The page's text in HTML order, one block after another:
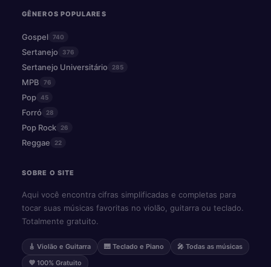
GÊNEROS POPULARES
Gospel 740
Sertanejo 376
Sertanejo Universitário 285
MPB 76
Pop 45
Forró 28
Pop Rock 26
Reggae 22
SOBRE O SITE
Aqui você encontra cifras simplificadas e completas para
tocar suas músicas favoritas no violão, guitarra ou teclado.
Totalmente gratuito.
🎸 Violão e Guitarra 🎹 Teclado e Piano
🎤 Todas as músicas
💜 100% Gratuito